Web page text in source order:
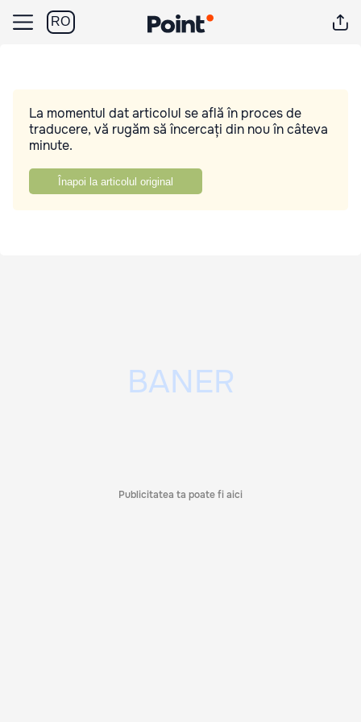
RO
La momentul dat articolul se află în proces de
traducere, vă rugăm să încercați din nou în câteva
minute.
Înapoi la articolul original
Publicitatea ta poate fi aici